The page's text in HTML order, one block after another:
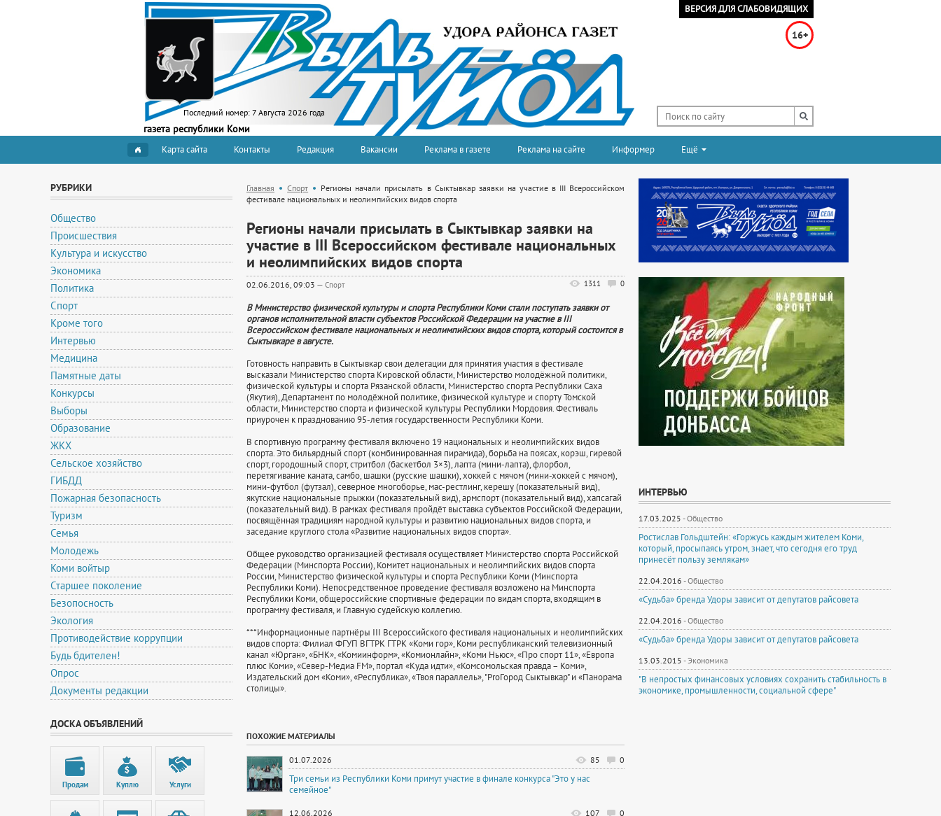
ВЕРСИЯ ДЛЯ СЛАБОВИДЯЩИХ
Последний номер: 7 Августа 2026 года
16+
газета республики Коми
Карта сайта Контакты Редакция Вакансии Реклама в газете Реклама на сайте Информер Ещё
РУБРИКИ
Общество
Происшествия
Культура и искусство
Экономика
Политика
Спорт
Кроме того
Интервью
Медицина
Памятные даты
Конкурсы
Выборы
Образование
ЖКХ
Сельское хозяйство
ГИБДД
Пожарная безопасность
Туризм
Семья
Молодежь
Коми войтыр
Старшее поколение
Безопосность
Экология
Противодействие коррупции
Будь бдителен!
Опрос
Документы редакции
ДОСКА ОБЪЯВЛЕНИЙ
Продам Куплю Услуги
Главная Спорт
Регионы начали присылать в Сыктывкар заявки на участие в III Всероссийском
фестивале национальных и неолимпийских видов спорта
Регионы начали присылать в Сыктывкар заявки на
участие в III Всероссийском фестивале национальных
и неолимпийских видов спорта
0
1311
02.06.2016, 09:03 — Спорт
В Министерство физической культуры и спорта Республики Коми стали поступать заявки от
органов исполнительной власти субъектов Российской Федерации на участие в III
Всероссийском фестивале национальных и неолимпийских видов спорта, который состоится в
Сыктывкаре в августе.
Готовность направить в Сыктывкар свои делегации для принятия участия в фестивале
высказали Министерство спорта Кировской области, Министерство молодёжной политики,
физической культуры и спорта Рязанской области, Министерство спорта Республики Саха
(Якутия), Департамент по молодёжной политике, физической культуре и спорту Томской
области, Министерство спорта и физической культуры Республики Мордовия. Фестиваль
приурочен к празднованию 95-летия государственности Республики Коми.
В спортивную программу фестиваля включено 19 национальных и неолимпийских видов
спорта. Это бильярдный спорт (комбинированная пирамида), борьба на поясах, корэш, гиревой
спорт, городошный спорт, стритбол (баскетбол 3×3), лапта (мини-лапта), флорбол,
перетягивание каната, самбо, шашки (русские шашки), хоккей с мячом (мини-хоккей с мячом),
мини-футбол (футзал), северное многоборье, мас-рестлинг, керешу (показательный вид),
якутские национальные прыжки (показательный вид), армспорт (показательный вид), хапсагай
(показательный вид). В рамках фестиваля пройдёт выставка субъектов Российской Федерации,
посвящённая традициям народной культуры и развитию национальных видов спорта, и
заседание круглого стола «Развитие национальных видов спорта».
Общее руководство организацией фестиваля осуществляет Министерство спорта Российской
Федерации (Минспорта России), Комитет национальных и неолимпийских видов спорта
России, Министерство физической культуры и спорта Республики Коми (Минспорта
Республики Коми). Непосредственное проведение фестиваля возложено на Минспорта
Республики Коми, общероссийские спортивные федерации по видам спорта, входящим в
программу фестиваля, и Главную судейскую коллегию.
***Информационные партнёры III Всероссийского фестиваля национальных и неолимпийских
видов спорта: Филиал ФГУП ВГТРК ГТРК «Коми гор», Коми республиканский телевизионный
канал «Юрган», «БНК», «Комиинформ», «Комионлайн», «Коми Ньюс», «Про спорт 11», «Европа
плюс Коми», «Север-Медиа FM», портал «Куда идти», «Комсомольская правда – Коми»,
Издательский дом «Коми», «Республика», «Твоя параллель», "ProГород Сыктывкар" и «Панорама
столицы».
ПОХОЖИЕ МАТЕРИАЛЫ
0
85
01.07.2026
Три семьи из Республики Коми примут участие в финале конкурса "Это у нас
семейное"
0
107
12.06.2026
ИНТЕРВЬЮ
17.03.2025 -Общество
Ростислав Гольдштейн: «Горжусь каждым жителем Коми,
который, просыпаясь утром, знает, что сегодня его труд
принесёт пользу землякам»
22.04.2016 -Общество
«Судьба» бренда Удоры зависит от депутатов райсовета
22.04.2016 -Общество
«Судьба» бренда Удоры зависит от депутатов райсовета
13.03.2015 -Экономика
"В непростых финансовых условиях сохранить стабильность в
экономике, промышленности, социальной сфере"